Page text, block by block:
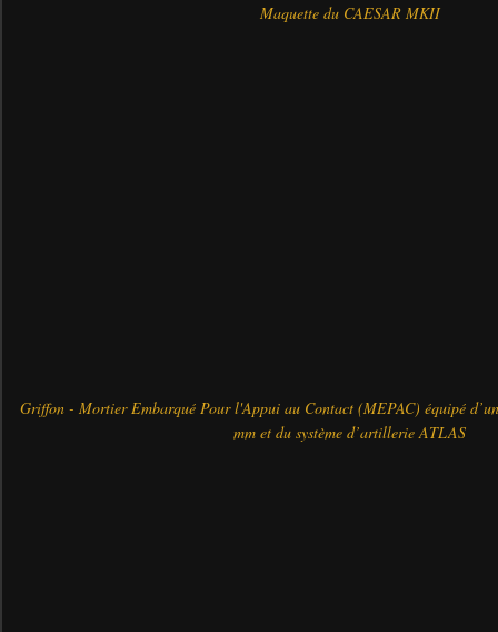
Maquette du CAESAR MKII
Griffon - Mortier Embarqué Pour l'Appui au Contact (MEPAC) équipé
mm et du système d’artillerie ATLAS